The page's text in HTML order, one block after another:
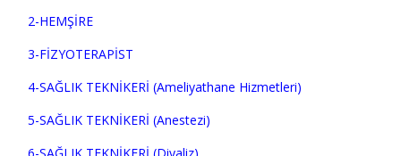
2-HEMŞİRE
3-FİZYOTERAPİST
4-SAĞLIK TEKNİKERİ (Ameliyathane Hizmetleri)
5-SAĞLIK TEKNİKERİ (Anestezi)